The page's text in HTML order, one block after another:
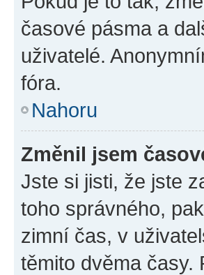
časové pásma a
uživatelé.
fóra.
Nahoru
Změnil jsem
Jste si jisti, že jste
toho správného,
zimní čas, v
těmito dvěma časy.